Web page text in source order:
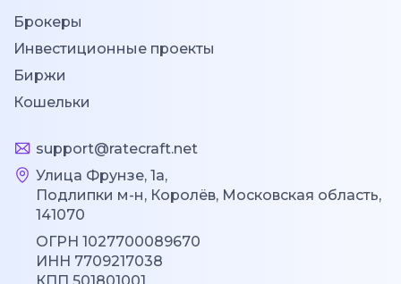
Брокеры
Инвестиционные проекты
Биржи
Кошельки
support@ratecraft.net
Улица Фрунзе, 1а,
Подлипки м-н, Королёв, Московская область,
141070
ОГРН 1027700089670
ИНН 7709217038